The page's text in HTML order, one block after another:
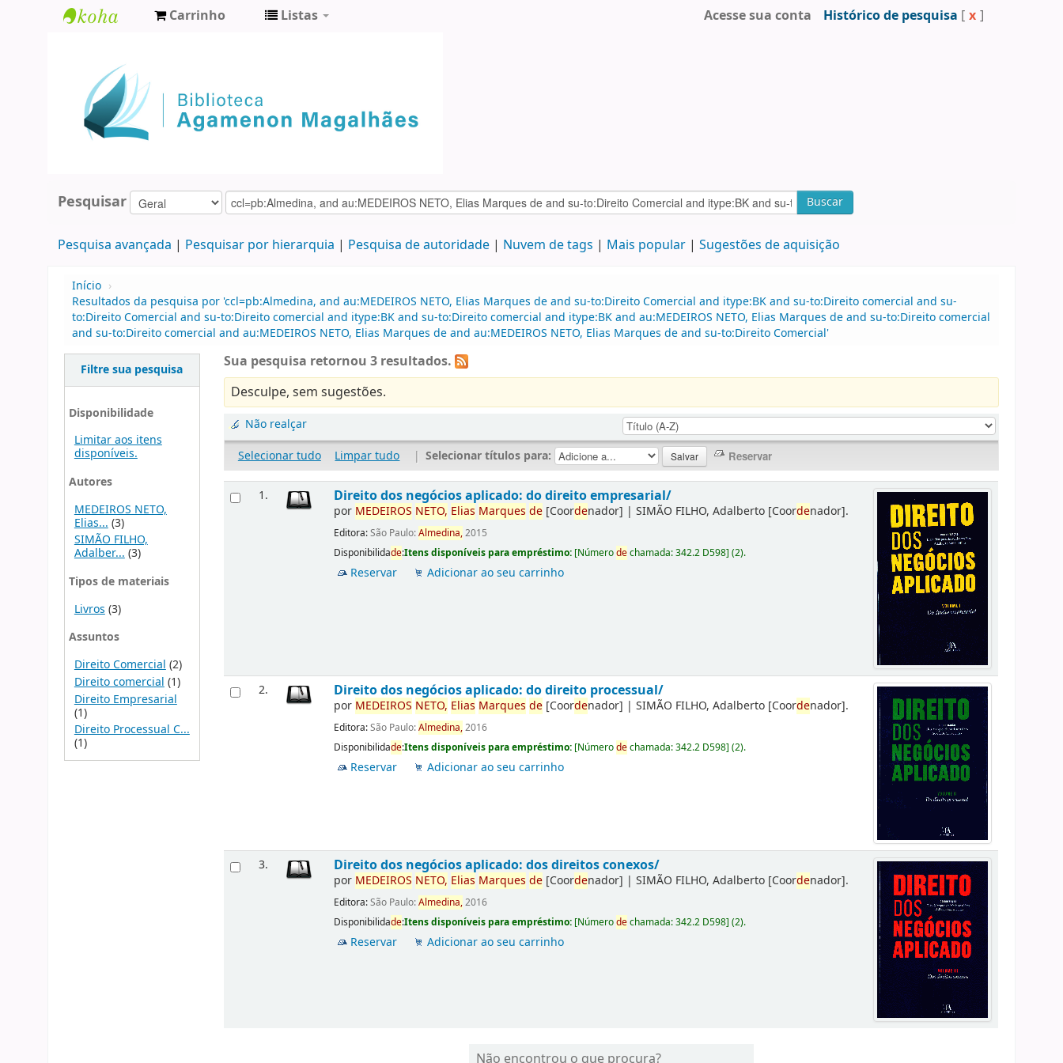
Agamenon
Magalhães
Carrinho Listas Acesse sua conta Histórico de pesquisa [ x ]
Pesquisar Buscar
Pesquisa avançada Pesquisar por hierarquia Pesquisa de autoridade Nuvem de tags Mais popular Sugestões de aquisição
Início ›
Resultados da pesquisa por 'ccl=pb:Almedina, and au:MEDEIROS NETO, Elias Marques de and su-to:Direito Comercial and itype:BK and su-to:Direito comercial and su-
to:Direito Comercial and su-to:Direito comercial and itype:BK and su-to:Direito comercial and itype:BK and au:MEDEIROS NETO, Elias Marques de and su-to:Direito comercial
and su-to:Direito comercial and au:MEDEIROS NETO, Elias Marques de and au:MEDEIROS NETO, Elias Marques de and su-to:Direito Comercial'
Filtre sua pesquisa
Disponibilidade
Limitar aos itens
disponíveis.
Autores
MEDEIROS NETO,
Elias... (3)
SIMÃO FILHO,
Adalber...(3)
Tipos de materiais
Livros (3)
Assuntos
Direito Comercial (2)
Direito comercial (1)
Direito Empresarial
(1)
Direito Processual C...
(1)
Sua pesquisa retornou 3 resultados.
Desculpe, sem sugestões.
Não realçar
Selecionar tudo
Limpar tudo | Selecionar títulos para:
1. Direito dos negócios aplicado: do direito empresarial/
por MEDEIROS NETO, Elias Marques de [Coordenador] |SIMÃO FILHO, Adalberto [Coordenador].
Editora:São Paulo:Almedina,2015
Disponibilidade:Itens disponíveis para empréstimo: [Númerodechamada:342.2 D598](2).
Reservar Adicionar ao seu carrinho
2. Direito dos negócios aplicado: do direito processual/
por MEDEIROS NETO, Elias Marques de [Coordenador] |SIMÃO FILHO, Adalberto [Coordenador].
Editora:São Paulo:Almedina,2016
Disponibilidade:Itens disponíveis para empréstimo: [Númerodechamada:342.2 D598](2).
Reservar Adicionar ao seu carrinho
3. Direito dos negócios aplicado: dos direitos conexos/
por MEDEIROS NETO, Elias Marques de [Coordenador] |SIMÃO FILHO, Adalberto [Coordenador].
Editora:São Paulo:Almedina,2016
Disponibilidade:Itens disponíveis para empréstimo: [Númerodechamada:342.2 D598](2).
Reservar Adicionar ao seu carrinho